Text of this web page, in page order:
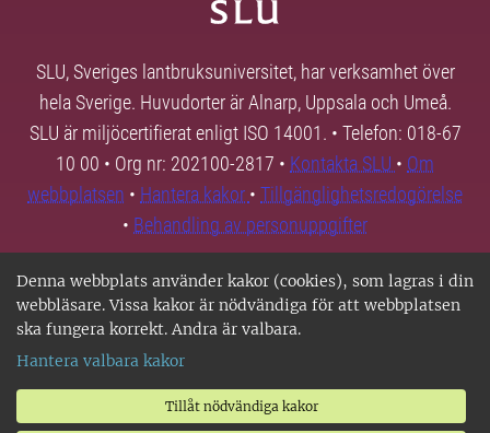
Denna webbplats använder kakor (cookies), som lagras i din
webbläsare. Vissa kakor är nödvändiga för att webbplatsen
ska fungera korrekt. Andra är valbara.
Hantera valbara kakor
Tillåt nödvändiga kakor
SLU, Sveriges lantbruksuniversitet, har verksamhet över
hela Sverige. Huvudorter är Alnarp, Uppsala och Umeå.
SLU är miljöcertifierat enligt ISO 14001. • Telefon: 018-67
10 00 • Org nr: 202100-2817 • Kontakta SLU • Om
webbplatsen • Hantera kakor • Tillgänglighetsredogörelse
• Behandling av personuppgifter